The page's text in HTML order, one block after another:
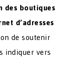
des boutiques
d’adresses
de soutenir
indiquer vers